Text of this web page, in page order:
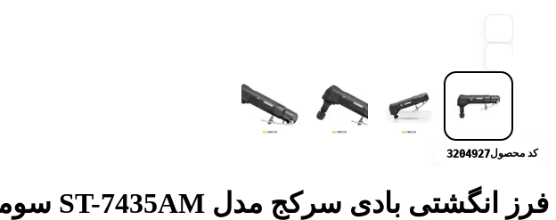
کد محصول3204927
فرز انگشتی بادی سرکج مدل ST-7435AM سوماک